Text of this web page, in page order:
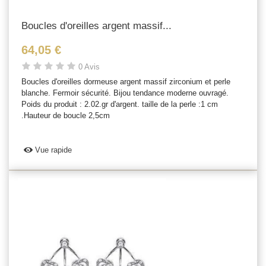
Boucles d'oreilles argent massif...
64,05 €
0 Avis
Boucles d'oreilles dormeuse argent massif zirconium et perle
blanche. Fermoir sécurité. Bijou tendance moderne ouvragé.
Poids du produit : 2.02.gr d'argent. taille de la perle :1 cm
.Hauteur de boucle 2,5cm
Vue rapide